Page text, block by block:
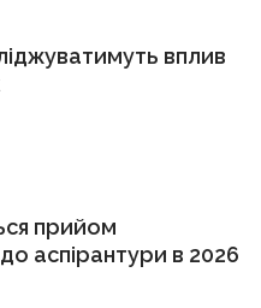
вплив
прийом
аспірантури в 2026